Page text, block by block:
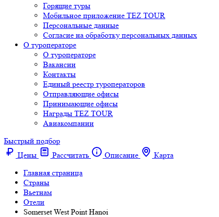
Горящие туры
Мобильное приложение TEZ TOUR
Персональные данные
Согласие на обработку персональных данных
О туроператоре
О туроператоре
Вакансии
Контакты
Единый реестр туроператоров
Отправляющие офисы
Принимающие офисы
Награды TEZ TOUR
Авиакомпании
Быстрый подбор
Цены
Рассчитать Описание
Карта
Главная страница
Cтраны
Вьетнам
Отели
Somerset West Point Hanoi